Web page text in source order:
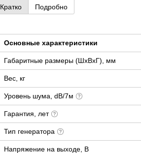
Кратко Подробно
Основные характеристики
Габаритные размеры (ШхВхГ), мм
Вес, кг
Уровень шума, dB/7м
Гарантия, лет
Тип генератора
Напряжение на выходе, В